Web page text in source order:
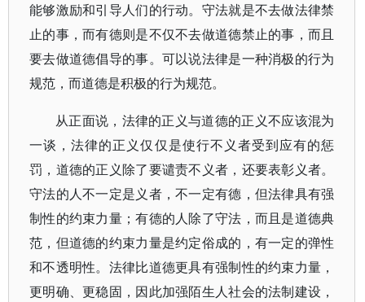
能够激励和引导人们的行动。守法就是不去做法律禁
止的事，而有德则是不仅不去做道德禁止的事，而且
要去做道德倡导的事。可以说法律是一种消极的行为
规范，而道德是积极的行为规范。
从正面说，法律的正义与道德的正义不应该混为
一谈，法律的正义仅仅是使行不义者受到应有的惩
罚，道德的正义除了要谴责不义者，还要表彰义者。
守法的人不一定是义者，不一定有德，但法律具有强
制性的约束力量；有德的人除了守法，而且是道德典
范，但道德的约束力量是约定俗成的，有一定的弹性
和不透明性。法律比道德更具有强制性的约束力量，
更明确、更稳固，因此加强陌生人社会的法制建设，